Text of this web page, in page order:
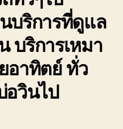
บริการที่ดูแล
บริการเหมา
อาทิตย์ ทั่ว
อวินไป